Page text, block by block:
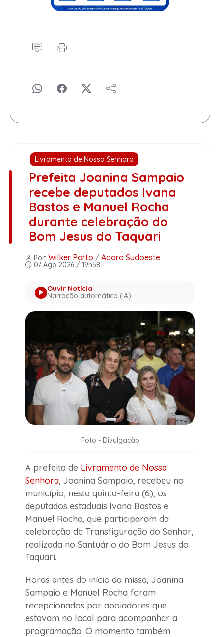
Livramento de Nossa Senhora
Prefeita Joanina Sampaio
recebe deputados Ivana
Bastos e Manuel Rocha
durante celebração do
Bom Jesus do Taquari
Por: Wilker Porto / Agora Sudoeste
07 Ago 2026 / 19h58
Ouvir Notícia
Narração automática (IA)
Foto - Divulgação
A prefeita de Livramento de Nossa
Senhora, Joanina Sampaio, recebeu no
município, nesta quinta-feira (6), os
deputados estaduais Ivana Bastos e
Manuel Rocha, que participaram da
celebração da Transfiguração do Senhor,
realizada no Santuário do Bom Jesus do
Taquari.
Horas antes do início da missa, Joanina
Sampaio e Manuel Rocha foram
recepcionados por apoiadores que
estavam no local para acompanhar a
programação. O momento também